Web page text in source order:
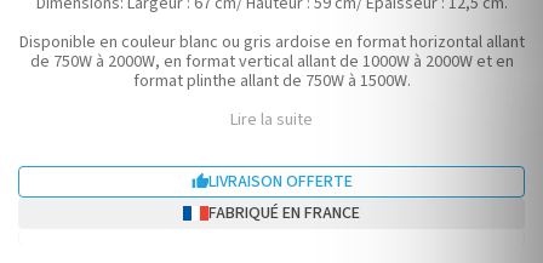
Disponible en couleur blanc ou gris ardoise en format horizontal allant
de 750W à 2000W, en format vertical allant de 1000W à 2000W et en
format plinthe allant de 750W à 1500W.
Lire la suite
LIVRAISON OFFERTE
FABRIQUÉ EN FRANCE